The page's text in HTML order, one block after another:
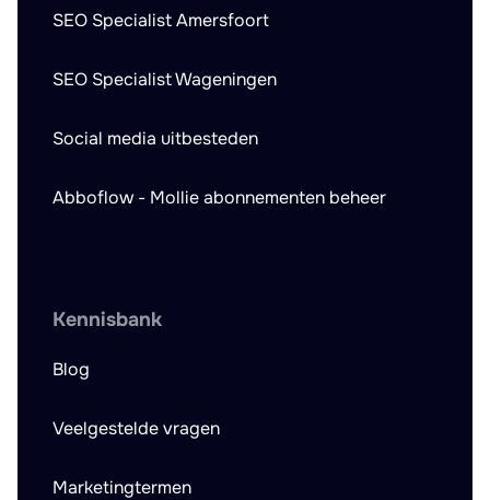
SEO Specialist Amersfoort
SEO Specialist Wageningen
Social media uitbesteden
Abboflow - Mollie abonnementen beheer
Kennisbank
Blog
Veelgestelde vragen
Marketingtermen